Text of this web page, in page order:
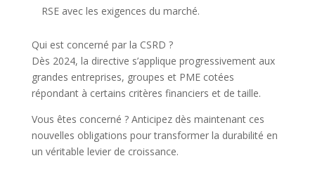
RSE avec les exigences du marché.
Qui est concerné par la CSRD ?
Dès 2024, la directive s’applique progressivement aux
grandes entreprises, groupes et PME cotées
répondant à certains critères financiers et de taille.
Vous êtes concerné ? Anticipez dès maintenant ces
nouvelles obligations pour transformer la durabilité en
un véritable levier de croissance.